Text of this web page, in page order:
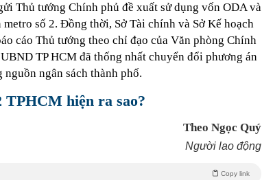
Thủ tướng Chính phủ đề xuất sử dụng vốn ODA và
số 2. Đồng thời, Sở Tài chính và Sở Kế hoạch
cáo Thủ tướng theo chỉ đạo của Văn phòng Chính
TP HCM đã thống nhất chuyển đổi phương án
nguồn ngân sách thành phố.
TPHCM hiện ra sao?
Theo Ngọc Quý
Người lao động
Copy link